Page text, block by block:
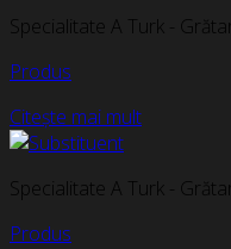
Specialitate A Turk - Grătar
Produs
Citește mai mult
Specialitate A Turk - Grătar
Produs